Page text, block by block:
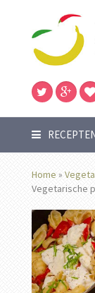
Home »
Vegetarische